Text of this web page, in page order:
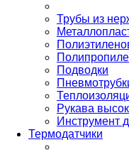
Трубы из
Подводки
Рукава
Инструмент
Термодатчики